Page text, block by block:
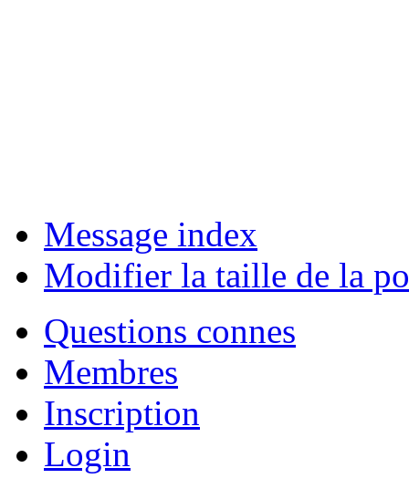
Message index
Modifier la taille de la
Questions connes
Membres
Inscription
Login